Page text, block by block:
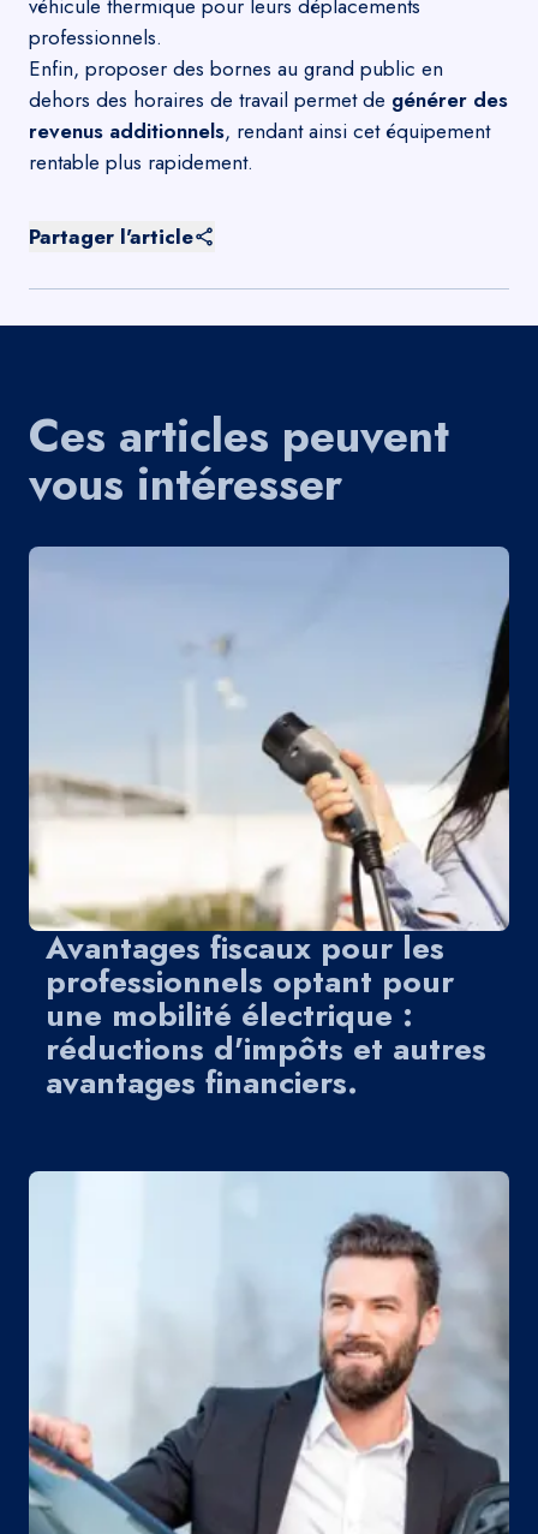
véhicule thermique pour leurs déplacements
professionnels.
Enfin, proposer des bornes au grand public en
dehors des horaires de travail permet de générer des
revenus additionnels, rendant ainsi cet équipement
rentable plus rapidement.
Partager l'article
Ces articles peuvent
vous intéresser
Avantages fiscaux pour les
professionnels optant pour
une mobilité électrique :
réductions d'impôts et autres
avantages financiers.